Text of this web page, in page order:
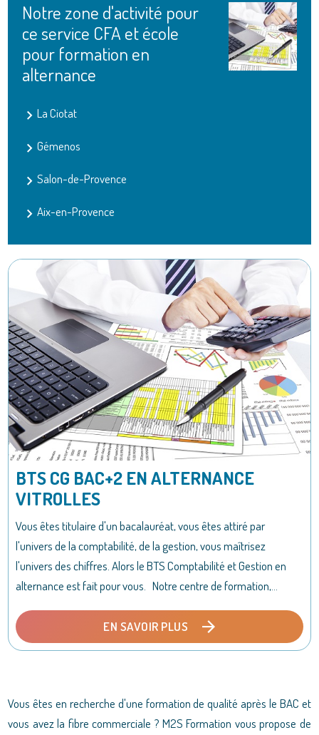
Notre zone d'activité pour
ce service CFA et école
pour formation en
alternance
La Ciotat
Gémenos
Salon-de-Provence
Aix-en-Provence
BTS CG BAC+2 EN ALTERNANCE
VITROLLES
Vous êtes titulaire d'un bacalauréat, vous êtes attiré par
l'univers de la comptabilité, de la gestion, vous maîtrisez
l'univers des chiffres. Alors le BTS Comptabilité et Gestion en
alternance est fait pour vous. Notre centre de formation,...
EN SAVOIR PLUS
Vous êtes en recherche d'une formation de qualité après le BAC et
vous avez la fibre commerciale ? M2S Formation vous propose de